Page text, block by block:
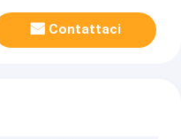
Contattaci